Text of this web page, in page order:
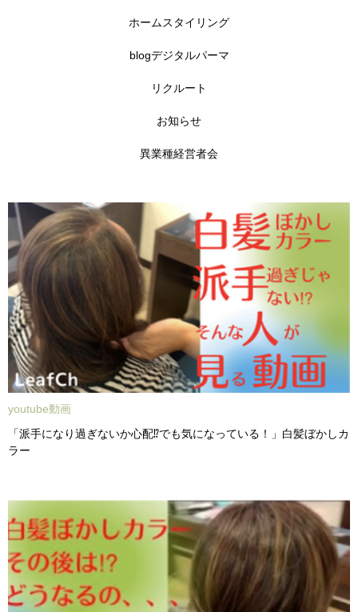
ホームスタイリング
blogデジタルパーマ
リクルート
お知らせ
異業種経営者会
youtube動画
「派手になり過ぎないか心配⁉︎でも気になっている！」白髪ぼかしカ
ラー